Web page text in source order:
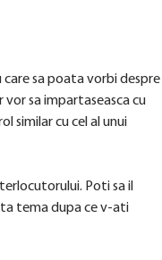
sa poata vorbi despre
sa impartaseasca cu
similar cu cel al unui
Poti sa il
tema dupa ce v-ati